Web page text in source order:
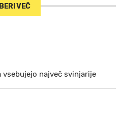
VEČ
največ svinjarije